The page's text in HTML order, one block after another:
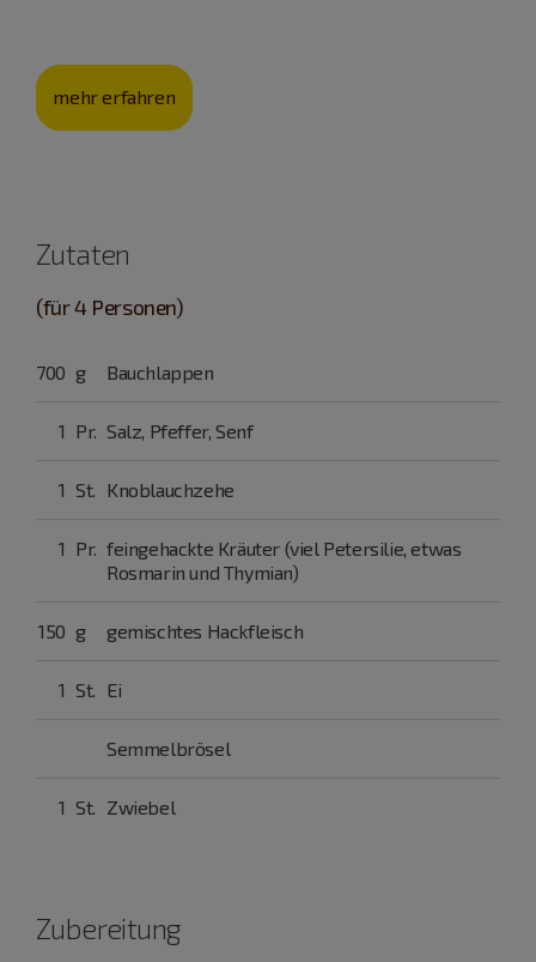
mehr erfahren
Zutaten
(für 4 Personen)
700 g Bauchlappen
1 Pr. Salz, Pfeffer, Senf
1 St. Knoblauchzehe
1 Pr. feingehackte Kräuter (viel Petersilie, etwas
Rosmarin und Thymian)
150 g gemischtes Hackfleisch
1 St. Ei
Semmelbrösel
1 St. Zwiebel
Zubereitung